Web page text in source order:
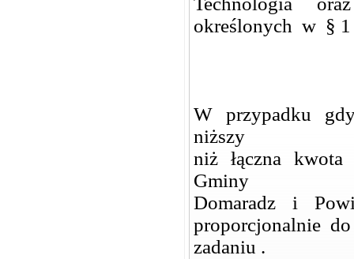
określonych w §
W przypadku
niższy
niż łączna
Gminy
Domaradz i
proporcjonalnie
zadaniu .